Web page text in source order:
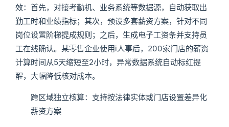
效：首先，对接考勤机、业务系统等数据源，自动获取出
勤工时和业绩指标；其次，预设多套薪资方案，针对不同
岗位设置阶梯提成规则；之后，生成电子工资条并支持员
工在线确认。某零售企业使用i人事后，200家门店的薪资
计算时间从5天缩短至2小时，异常数据系统自动标红提
醒，大幅降低核对成本。
跨区域独立核算：支持按法律实体或门店设置差异化
薪资方案